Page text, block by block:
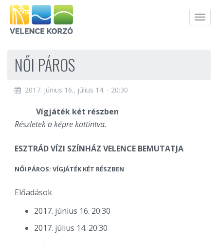
NŐI PÁROS
2017. június 16., július 14. - 20:30
Vígjáték két részben
Részletek a képre kattintva.
ESZTRÁD VÍZI SZÍNHÁZ VELENCE BEMUTATJA
NŐI PÁROS: VÍGJÁTÉK KÉT RÉSZBEN
Előadások
2017. június 16. 20:30
2017. július 14. 20:30